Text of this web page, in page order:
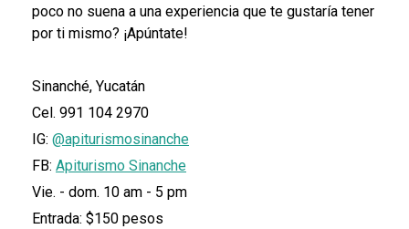
poco no suena a una experiencia que te gustaría tener
por ti mismo? ¡Apúntate!
Sinanché, Yucatán
Cel. 991 104 2970
IG: @apiturismosinanche
FB: Apiturismo Sinanche
Vie. - dom. 10 am - 5 pm
Entrada: $150 pesos